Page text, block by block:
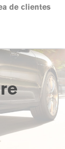
de clientes